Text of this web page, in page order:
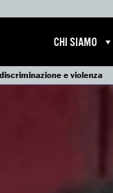
CHI SIAMO
e violenza